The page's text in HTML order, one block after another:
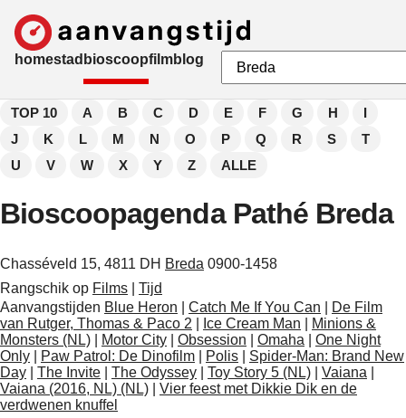
homestad bioscoopfilmblog
TOP 10 A B C D E F G H
I
J
K L M N O P Q R S
T
U
V W X Y Z ALLE
Bioscoopagenda Pathé Breda
Chasséveld 15, 4811 DH Breda 0900-1458
Rangschik op Films
Tijd
Aanvangstijden Blue Heron Catch Me If You Can
De Film
van Rutger, Thomas & Paco 2
Ice Cream Man
Minions &
Monsters (NL)
Motor City Obsession Omaha
One Night
Only
Paw Patrol: De Dinofilm Polis
Spider-Man: Brand New
Day
The Invite The Odyssey Toy Story 5 (NL) Vaiana
Vaiana (2016, NL) (NL)
Vier feest met Dikkie Dik en de
verdwenen knuffel